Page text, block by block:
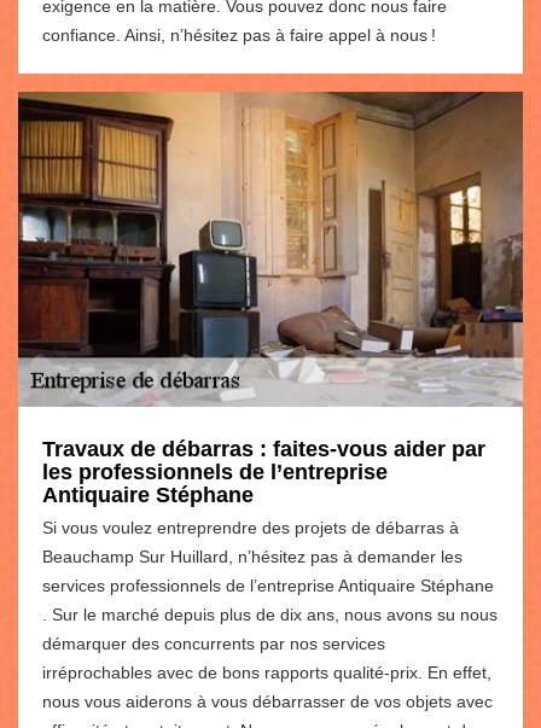
exigence en la matière. Vous pouvez donc nous faire
confiance. Ainsi, n’hésitez pas à faire appel à nous !
Travaux de débarras : faites-vous aider par
les professionnels de l’entreprise
Antiquaire Stéphane
Si vous voulez entreprendre des projets de débarras à
Beauchamp Sur Huillard, n’hésitez pas à demander les
services professionnels de l’entreprise Antiquaire Stéphane
. Sur le marché depuis plus de dix ans, nous avons su nous
démarquer des concurrents par nos services
irréprochables avec de bons rapports qualité-prix. En effet,
nous vous aiderons à vous débarrasser de vos objets avec